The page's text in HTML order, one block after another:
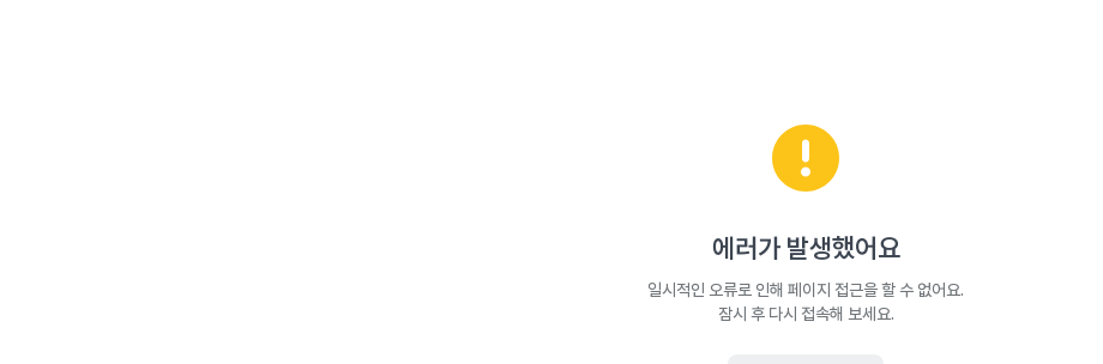
에러가 발생했어요
일시적인 오류로 인해 페이지 접근을 할 수 없어요.
잠시 후 다시 접속해 보세요.